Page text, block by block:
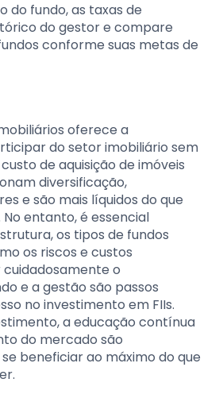
do fundo, as taxas de
do gestor e compare
conforme suas metas de
oferece a
do setor imobiliário sem
de aquisição de imóveis
diversificação,
e são mais líquidos do que
entanto, é essencial
os tipos de fundos
os riscos e custos
cuidadosamente o
e a gestão são passos
no investimento em FIIs.
a educação contínua
do mercado são
beneficiar ao máximo do que